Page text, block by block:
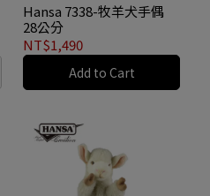
Hansa 7338-牧羊犬手偶
28公分
NT$1,490
Add to Cart